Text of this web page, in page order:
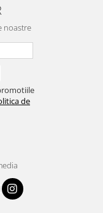
noastre
de